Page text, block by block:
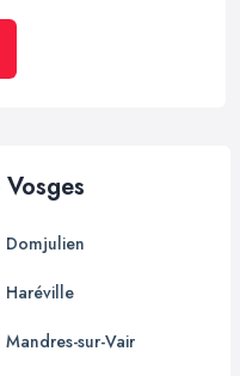
Domjulien
Haréville
Mandres-sur-Vair